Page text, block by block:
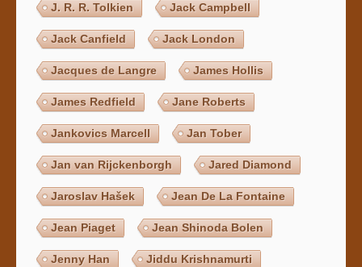
J. R. R. Tolkien Jack Campbell
Jack Canfield Jack London
Jacques de Langre James Hollis
James Redfield Jane Roberts
Jankovics Marcell Jan Tober
Jan van Rijckenborgh Jared Diamond
Jaroslav Hašek Jean De La Fontaine
Jean Piaget Jean Shinoda Bolen
Jenny Han Jiddu Krishnamurti